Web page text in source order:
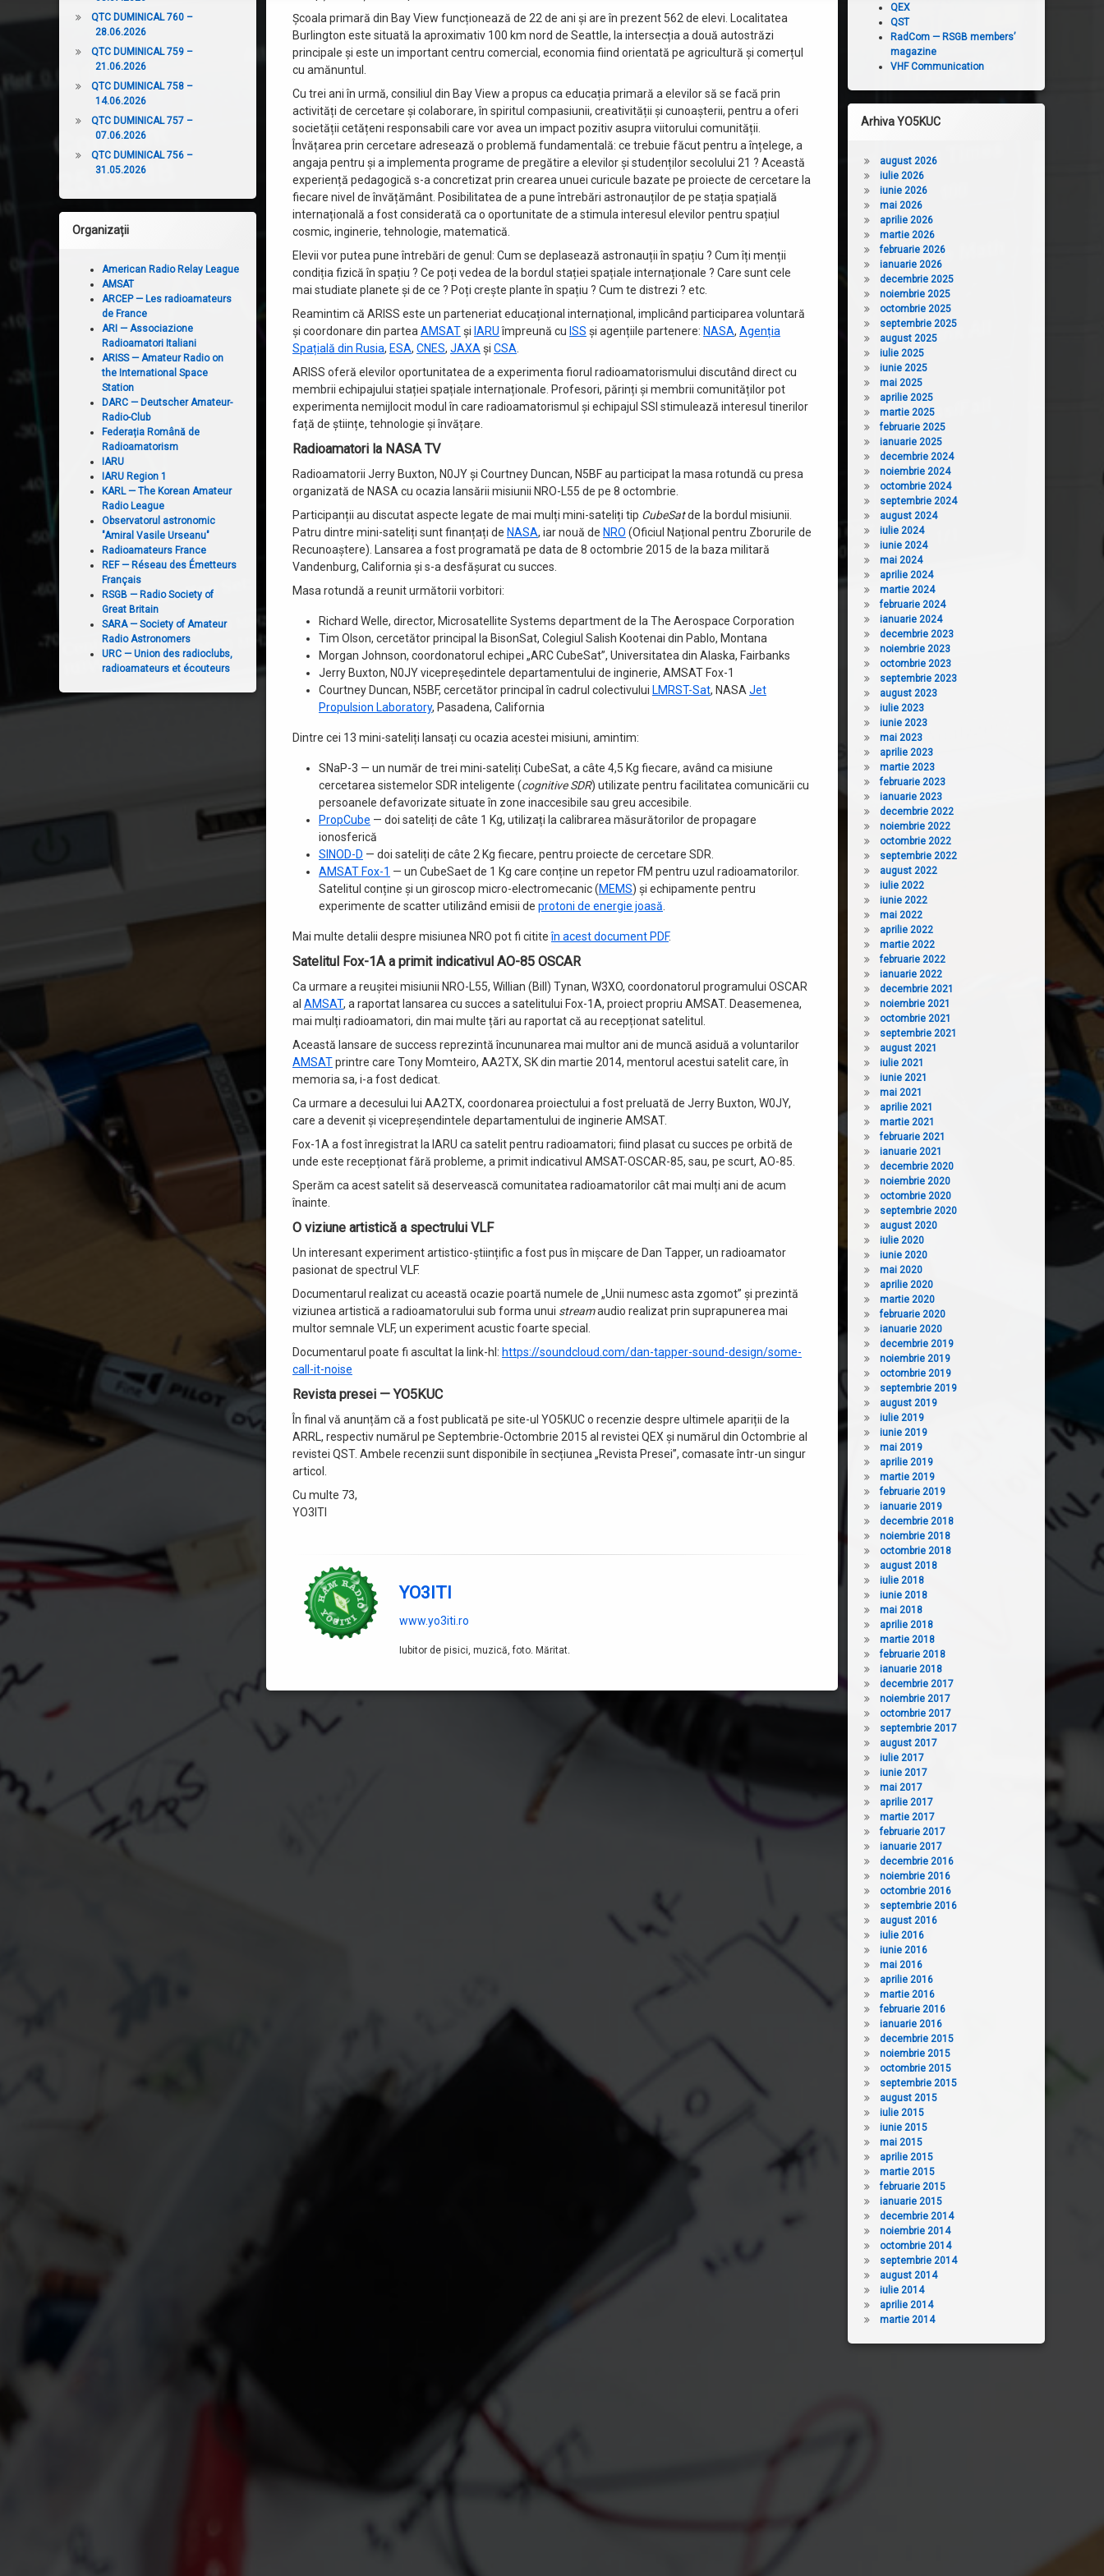
Școala primară din Bay View funcționează de 22 de ani și are în prezent 562 de elevi. Localitatea
Burlington este situată la aproximativ 100 km nord de Seattle, la intersecția a două autostrăzi
principale și este un important centru comercial, economia fiind orientată pe agricultură și comerțul
cu amănuntul.
Cu trei ani în urmă, consiliul din Bay View a propus ca educația primară a elevilor să se facă prin
activități de cercetare și colaborare, în spiritul compasiunii, creativității și cunoașterii, pentru a oferi
societății cetățeni responsabili care vor avea un impact pozitiv asupra viitorului comunității.
Învățarea prin cercetare adresează o problemă fundamentală: ce trebuie făcut pentru a înțelege, a
angaja pentru și a implementa programe de pregătire a elevilor și studenților secolului 21 ? Această
experiență pedagogică s-a concretizat prin crearea unuei curicule bazate pe proiecte de cercetare la
fiecare nivel de învățământ. Posibilitatea de a pune întrebări astronauților de pe stația spațială
internațională a fost considerată ca o oportunitate de a stimula interesul elevilor pentru spațiul
cosmic, inginerie, tehnologie, matematică.
Elevii vor putea pune întrebări de genul: Cum se deplasează astronauții în spațiu ? Cum îți menții
condiția fizică în spațiu ? Ce poți vedea de la bordul stației spațiale internaționale ? Care sunt cele
mai studiate planete și de ce ? Poți crește plante în spațiu ? Cum te distrezi ? etc.
Reamintim că ARISS este un parteneriat educațional internațional, implicând participarea voluntară
și coordonare din partea AMSATși IARUîmpreună cu ISS și agențiile partenere: NASA, Agenția
Spațială din Rusia, ESA, CNES, JAXA și CSA
ARISS oferă elevilor oportunitatea de a experimenta fiorul radioamatorismului discutând direct cu
membrii echipajului stației spațiale internaționale. Profesori, părinți și membrii comunităților pot
experimenta nemijlocit modul în care radioamatorismul și echipajul SSI stimulează interesul tinerilor
față de științe, tehnologie și învățare.
Radioamatori la NASA TV
Radioamatorii Jerry Buxton, N0JY și Courtney Duncan, N5BF au participat la masa rotundă cu presa
organizată de NASA cu ocazia lansării misiunii NRO-L55 de pe 8 octombrie.
Participanții au discutat aspecte legate de mai mulți mini-sateliți tip CubeSatde la bordul misiunii.
Patru dintre mini-sateliți sunt finanțați de NASA, iar nouă de NRO (Oficiul Național pentru Zborurile de
Recunoaștere). Lansarea a fost programată pe data de 8 octombrie 2015 de la baza militară
Vandenburg, California și s-a desfășurat cu succes.
Masa rotundă a reunit următorii vorbitori:
Richard Welle, director, Microsatellite Systems department de la The Aerospace Corporation
Tim Olson, cercetător principal la BisonSat, Colegiul Salish Kootenai din Pablo, Montana
Morgan Johnson, coordonatorul echipei „ARC CubeSat”, Universitatea din Alaska, Fairbanks
Jerry Buxton, N0JY vicepreședintele departamentului de inginerie, AMSAT Fox-1
Courtney Duncan, N5BF, cercetător principal în cadrul colectivului LMRST-Sat, NASA Jet
Propulsion Laboratory, Pasadena, California
Dintre cei 13 mini-sateliți lansați cu ocazia acestei misiuni, amintim:
SNaP-3 — un număr de trei mini-sateliți CubeSat, a câte 4,5 Kg fiecare, având ca misiune
cercetarea sistemelor SDR inteligente (cognitive SDR) utilizate pentru facilitatea comunicării cu
persoanele defavorizate situate în zone inaccesibile sau greu accesibile.
PropCube — doi sateliți de câte 1 Kg, utilizați la calibrarea măsurătorilor de propagare
ionosferică
SINOD-D — doi sateliți de câte 2 Kg fiecare, pentru proiecte de cercetare SDR.
AMSAT Fox-1 — un CubeSaet de 1 Kg care conține un repetor FM pentru uzul radioamatorilor.
Satelitul conține și un giroscop micro-electromecanic (MEMS) și echipamente pentru
experimente de scatter utilizând emisii de protoni de energie joasă
Mai multe detalii despre misiunea NRO pot fi cititeîn acest document PDF.
Satelitul Fox-1A a primit indicativul AO-85 OSCAR
Ca urmare a reușitei misiunii NRO-L55, Willian (Bill) Tynan, W3XO, coordonatorul programului OSCAR
al AMSAT, a raportat lansarea cu succes a satelitului Fox-1A, proiect propriu AMSAT. Deasemenea,
mai mulți radioamatori, din mai multe țări au raportat că au recepționat satelitul.
Această lansare de success reprezintă încununarea mai multor ani de muncă asiduă a voluntarilor
AMSATprintre care Tony Momteiro, AA2TX, SK din martie 2014, mentorul acestui satelit care, în
memoria sa, i-a fost dedicat.
Ca urmare a decesului lui AA2TX, coordonarea proiectului a fost preluată de Jerry Buxton, W0JY,
care a devenit și vicepreșendintele departamentului de inginerie AMSAT.
Fox-1A a fost înregistrat la IARU ca satelit pentru radioamatori; fiind plasat cu succes pe orbită de
unde este recepționat fără probleme, a primit indicativul AMSAT-OSCAR-85, sau, pe scurt, AO-85.
Sperăm ca acest satelit să deservească comunitatea radioamatorilor cât mai mulți ani de acum
înainte.
O viziune artistică a spectrului VLF
Un interesant experiment artistico-științific a fost pus în mișcare de Dan Tapper, un radioamator
pasionat de spectrul VLF.
Documentarul realizat cu această ocazie poartă numele de „Unii numesc asta zgomot” și prezintă
viziunea artistică a radioamatorului sub forma unui streamaudio realizat prin suprapunerea mai
multor semnale VLF, un experiment acustic foarte special.
Documentarul poate fi ascultat la link-hl: https://soundcloud.com/dan-tapper-sound-design/some-
call-it-noise
Revista presei — YO5KUC
În final vă anunțăm că a fost publicată pe site-ul YO5KUC o recenzie despre ultimele apariții de la
ARRL, respectiv numărul pe Septembrie-Octombrie 2015 al revistei QEX și numărul din Octombrie al
revistei QST. Ambele recenzii sunt disponibile în secțiunea „Revista Presei”, comasate într-un singur
articol.
Cu multe 73,
YO3ITI
YO3ITI
www.yo3iti.ro
Iubitor de pisici, muzică, foto. Măritat.
QTC DUMINICAL 760 –
28.06.2026
QTC DUMINICAL 759 –
21.06.2026
QTC DUMINICAL 758 –
14.06.2026
QTC DUMINICAL 757 –
07.06.2026
QTC DUMINICAL 756 –
31.05.2026
Organizații
American Radio Relay League
AMSAT
ARCEP — Les radioamateurs
de France
ARI — Associazione
Radioamatori Italiani
ARISS — Amateur Radio on
the International Space
Station
DARC — Deutscher Amateur-
Radio-Club
Federația Română de
Radioamatorism
IARU
IARU Region 1
KARL — The Korean Amateur
Radio League
Observatorul astronomic
"Amiral Vasile Urseanu"
Radioamateurs France
REF — Réseau des Émetteurs
Français
RSGB — Radio Society of
Great Britain
SARA — Society of Amateur
Radio Astronomers
URC — Union des radioclubs,
radioamateurs et écouteurs
QEX
QST
RadCom — RSGB members’
magazine
VHF Communication
Arhiva YO5KUC
august 2026
iulie 2026
iunie 2026
mai 2026
aprilie 2026
martie 2026
februarie 2026
ianuarie 2026
decembrie 2025
noiembrie 2025
octombrie 2025
septembrie 2025
august 2025
iulie 2025
iunie 2025
mai 2025
aprilie 2025
martie 2025
februarie 2025
ianuarie 2025
decembrie 2024
noiembrie 2024
octombrie 2024
septembrie 2024
august 2024
iulie 2024
iunie 2024
mai 2024
aprilie 2024
martie 2024
februarie 2024
ianuarie 2024
decembrie 2023
noiembrie 2023
octombrie 2023
septembrie 2023
august 2023
iulie 2023
iunie 2023
mai 2023
aprilie 2023
martie 2023
februarie 2023
ianuarie 2023
decembrie 2022
noiembrie 2022
octombrie 2022
septembrie 2022
august 2022
iulie 2022
iunie 2022
mai 2022
aprilie 2022
martie 2022
februarie 2022
ianuarie 2022
decembrie 2021
noiembrie 2021
octombrie 2021
septembrie 2021
august 2021
iulie 2021
iunie 2021
mai 2021
aprilie 2021
martie 2021
februarie 2021
ianuarie 2021
decembrie 2020
noiembrie 2020
octombrie 2020
septembrie 2020
august 2020
iulie 2020
iunie 2020
mai 2020
aprilie 2020
martie 2020
februarie 2020
ianuarie 2020
decembrie 2019
noiembrie 2019
octombrie 2019
septembrie 2019
august 2019
iulie 2019
iunie 2019
mai 2019
aprilie 2019
martie 2019
februarie 2019
ianuarie 2019
decembrie 2018
noiembrie 2018
octombrie 2018
august 2018
iulie 2018
iunie 2018
mai 2018
aprilie 2018
martie 2018
februarie 2018
ianuarie 2018
decembrie 2017
noiembrie 2017
octombrie 2017
septembrie 2017
august 2017
iulie 2017
iunie 2017
mai 2017
aprilie 2017
martie 2017
februarie 2017
ianuarie 2017
decembrie 2016
noiembrie 2016
octombrie 2016
septembrie 2016
august 2016
iulie 2016
iunie 2016
mai 2016
aprilie 2016
martie 2016
februarie 2016
ianuarie 2016
decembrie 2015
noiembrie 2015
octombrie 2015
septembrie 2015
august 2015
iulie 2015
iunie 2015
mai 2015
aprilie 2015
martie 2015
februarie 2015
ianuarie 2015
decembrie 2014
noiembrie 2014
octombrie 2014
septembrie 2014
august 2014
iulie 2014
aprilie 2014
martie 2014